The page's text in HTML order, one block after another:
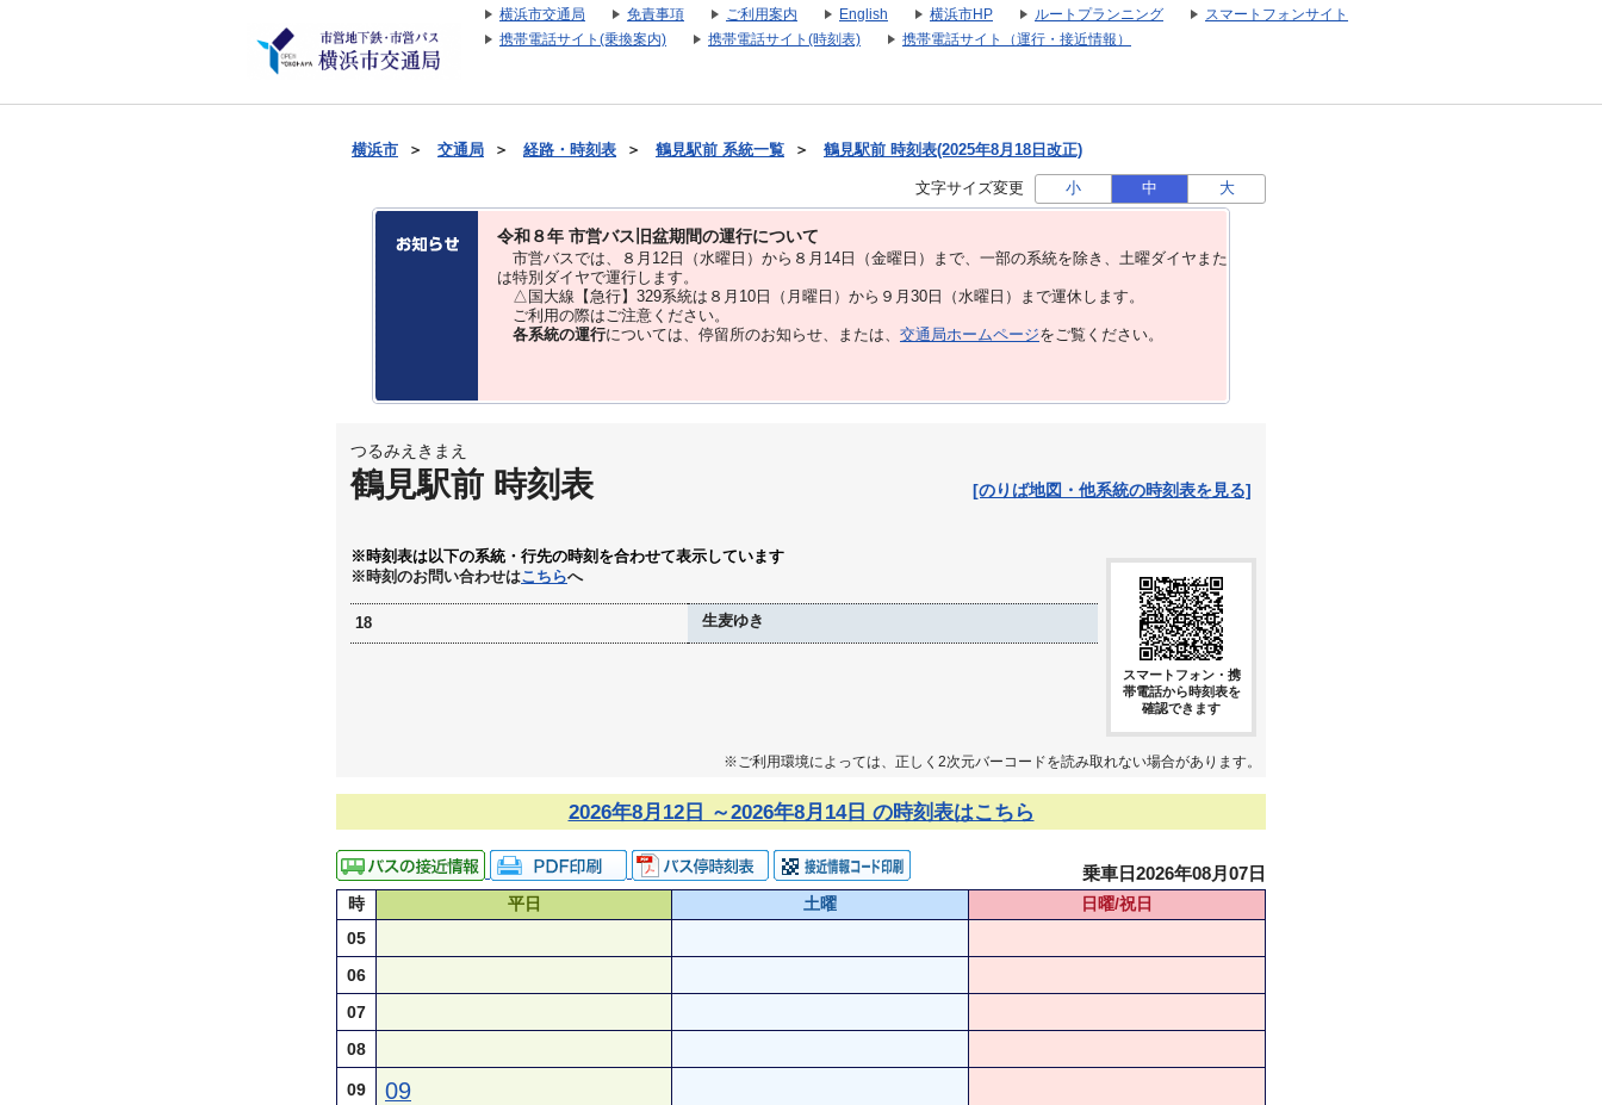
横浜市交通局 免責事項 ご利用案内 English 横浜市HP ルートプランニング
スマートフォンサイト
携帯電話サイト(乗換案内)
携帯電話サイト(時刻表) 携帯電話サイト（運行・接近情報）
横浜市 ＞ 交通局 ＞ 経路・時刻表 ＞ 鶴見駅前 系統一覧 ＞ 鶴見駅前 時刻表(2025年8月18日改正)
文字サイズ変更 小 中 大
令和８年 市営バス旧盆期間の運行について
市営バスでは、８⽉12⽇（水曜日）から８⽉14⽇（金曜日）まで、⼀部の系統を除き、⼟曜ダイヤまた
は特別ダイヤで運⾏します。
△国大線【急行】329系統は８月10日（月曜日）から９月30日（水曜日）まで運休します。
ご利用の際はご注意ください。
各系統の運行については、停留所のお知らせ、または、 交通局ホームページをご覧ください。
つるみえきまえ
鶴見駅前 時刻表 [のりば地図・他系統の時刻表を見る]
※時刻表は以下の系統・行先の時刻を合わせて表示しています
※時刻のお問い合わせはこちらへ
18 生麦ゆき
スマートフォン・携
帯電話から時刻表を
確認できます
※ご利用環境によっては、正しく2次元バーコードを読み取れない場合があります。
2026年8月12日 ～2026年8月14日 の時刻表はこちら
乗車日2026年08月07日
時 平日 土曜
日曜/祝日
05
06
07
08
09 09